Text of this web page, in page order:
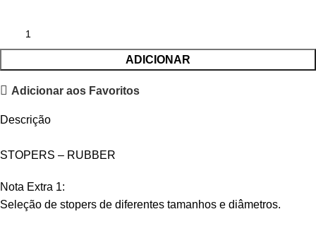
ADICIONAR
Adicionar aos Favoritos
Descrição
STOPERS – RUBBER
Nota Extra 1:
Seleção de stopers de diferentes tamanhos e diâmetros.